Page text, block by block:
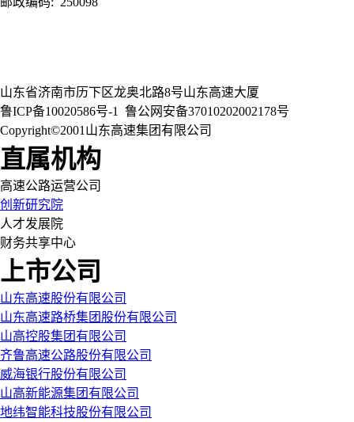
山东省济南市历下区龙奥北路8号山东高速大厦
鲁ICP备10020586号-1
鲁公网安备37010202002178号
Copyright©2001山东高速集团有限公司
直属机构
高速公路运营公司
创新研究院
人才发展院
财务共享中心
上市公司
山东高速股份有限公司
山东高速路桥集团股份有限公司
山高控股集团有限公司
齐鲁高速公路股份有限公司
威海银行股份有限公司
山高新能源集团有限公司
地纬智能科技股份有限公司